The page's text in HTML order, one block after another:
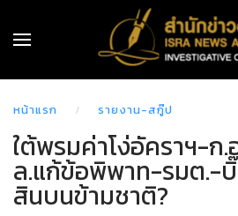
หน้าแรก รายงาน-สกู๊ป
ใต้พรมค่าโง่อัคราฯ-ก
ล.แก้ข้อพิพาท-รมต.-
สินบนข้ามชาติ?